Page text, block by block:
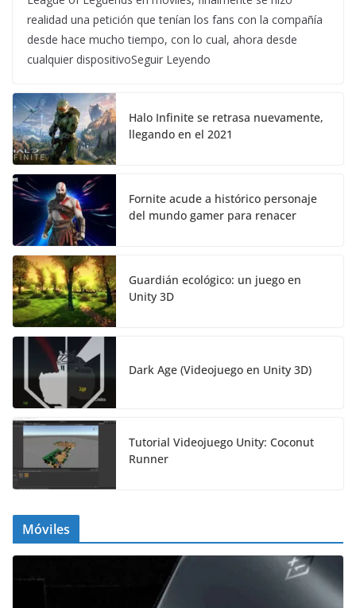
realidad una petición que tenían los fans con la compañía
desde hace mucho tiempo, con lo cual, ahora desde
cualquier dispositivoSeguir Leyendo
Halo Infinite se retrasa nuevamente,
llegando en el 2021
Fornite acude a histórico personaje
del mundo gamer para renacer
Guardián ecológico: un juego en
Unity 3D
Dark Age (Videojuego en Unity 3D)
Tutorial Videojuego Unity: Coconut
Runner
Móviles